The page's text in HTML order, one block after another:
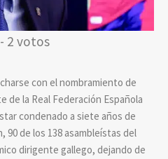
2 votos
con el nombramiento de
de la Real Federación Española
condenado a siete años de
de los 138 asambleístas del
dirigente gallego, dejando de